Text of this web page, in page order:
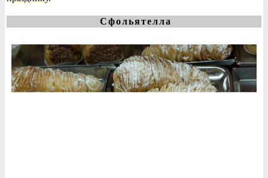
Сфольятелла